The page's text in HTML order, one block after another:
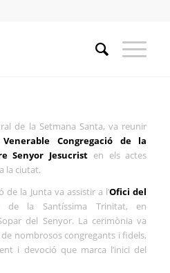
de la Setmana Santa, va reunir
Congregació de la
Senyor Jesucrist en els actes
la ciutat.
la Junta va assistir a l’Ofici del
de la Santíssima Trinitat, en
del Senyor. La cerimònia va
nombrosos congregants i fidels,
i devoció que marca l’inici del